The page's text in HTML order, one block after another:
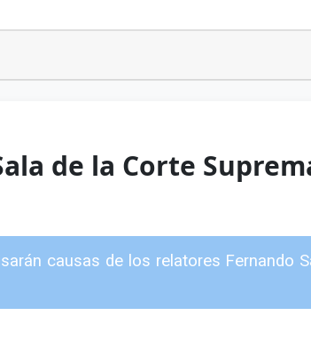
de la Corte
causas de los relatores Fernando